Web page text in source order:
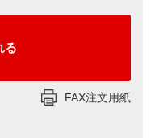
FAX注文用紙